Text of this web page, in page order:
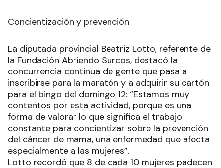
Concientización y prevención
La diputada provincial Beatriz Lotto, referente de
la Fundación Abriendo Surcos, destacó la
concurrencia continua de gente que pasa a
inscribirse para la maratón y a adquirir su cartón
para el bingo del domingo 12: “Estamos muy
contentos por esta actividad, porque es una
forma de valorar lo que significa el trabajo
constante para concientizar sobre la prevención
del cáncer de mama, una enfermedad que afecta
especialmente a las mujeres”.
Lotto recordó que 8 de cada 10 mujeres padecen